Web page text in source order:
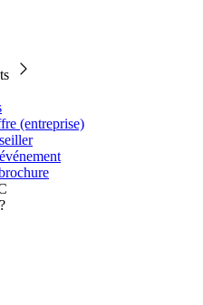
(entreprise)